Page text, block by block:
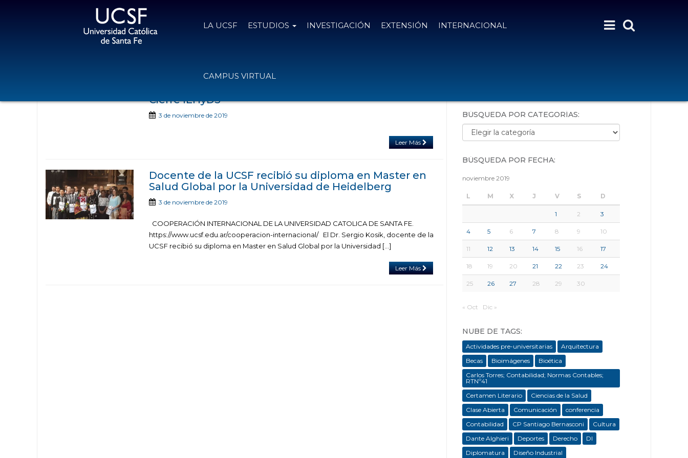
LA UCSF ESTUDIOS INVESTIGACIÓN EXTENSIÓN INTERNACIONAL
CAMPUS VIRTUAL
Cierre IEHyDS
3 de noviembre de 2019
Leer Más
Docente de la UCSF recibió su diploma en Master en
Salud Global por la Universidad de Heidelberg
3 de noviembre de 2019
COOPERACIÓN INTERNACIONAL DE LA UNIVERSIDAD CATOLICA DE SANTA FE.
https://www.ucsf.edu.ar/cooperacion-internacional/ El Dr. Sergio Kosik, docente de la
UCSF recibió su diploma en Master en Salud Global por la Universidad […]
Leer Más
BÚSQUEDA POR CATEGORÍAS:
Búsqueda por categorías:
BÚSQUEDA POR FECHA:
noviembre 2019
L M X J V S D
1 2 3
4 5 6 7 8 9 10
11 12 13 14 15 16 17
18 19 20 21 22 23 24
25 26 27 28 29 30
« Oct Dic »
NUBE DE TAGS:
Actividades pre-universitarias
Arquitectura
Becas
Bioimágenes
Bioética
Carlos Torres; Contabilidad; Normas Contables;
RTNº41
Certamen Literario
Ciencias de la Salud
Clase Abierta
Comunicación
conferencia
Contabilidad
CP Santiago Bernasconi
Cultura
Dante Alghieri
Deportes Derecho
DI
Diplomatura
Diseño Industrial